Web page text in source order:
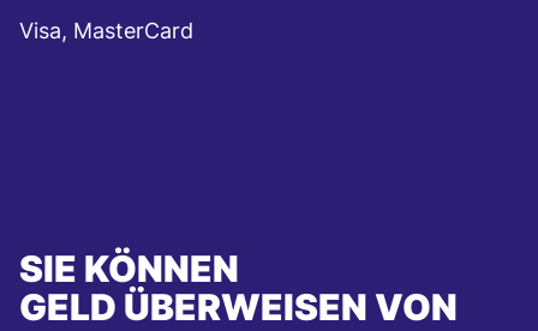
Visa, MasterCard
SIE KÖNNEN
GELD ÜBERWEISEN VON